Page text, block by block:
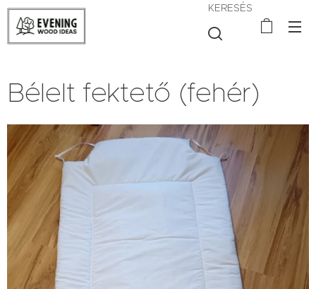
KERESÉS
Bélelt fektető (fehér)